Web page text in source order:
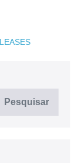
Pesquisar